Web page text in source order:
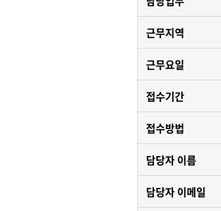
근무지역
근무요일
접수기간
접수방법
담당자 이름
담당자 이메일